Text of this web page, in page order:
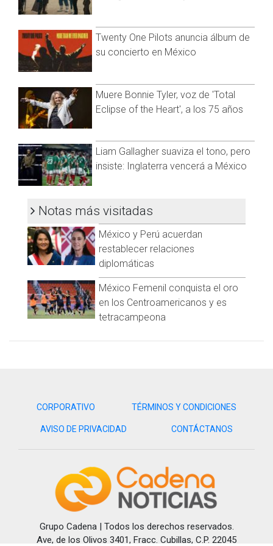
del empresario con música de banda y gritando su nombre
“Neto Coppel, ya llegó tu amigo, ni modo que no me recibas”.
Ver esta publicación en Instagram
que Coppel Kelly responde “claro que sí”. Con dicha alianza
contaminación auditiva”.
Corrido de Mazatlán, dando pie al pacto de las bandas en las
playas del estado.
Por otro lado, la respuesta a este pacto ha levantado muchas
quienes lo han externado en las redes sociales.
Twenty One Pilots anuncia álbum de
su concierto en México
Muere Bonnie Tyler, voz de 'Total
Eclipse of the Heart', a los 75 años
Liam Gallagher suaviza el tono, pero
insiste: Inglaterra vencerá a México
Notas más visitadas
México y Perú acuerdan
restablecer relaciones
diplomáticas
México Femenil conquista el oro
en los Centroamericanos y es
tetracampeona
CORPORATIVO TÉRMINOS Y CONDICIONES
AVISO DE PRIVACIDAD CONTÁCTANOS
Grupo Cadena | Todos los derechos reservados.
Ave, de los Olivos 3401, Fracc. Cubillas, C.P. 22045